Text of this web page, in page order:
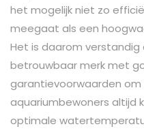
het mogelijk niet zo
meegaat als een
Het is daarom
betrouwbaar merk met
garantievoorwaarden
aquariumbewoners altijd
optimale